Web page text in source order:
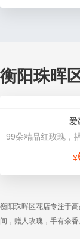
衡阳珠晖
爱
¥
衡阳珠晖区花店专注于
间，赠人玫瑰，手有余